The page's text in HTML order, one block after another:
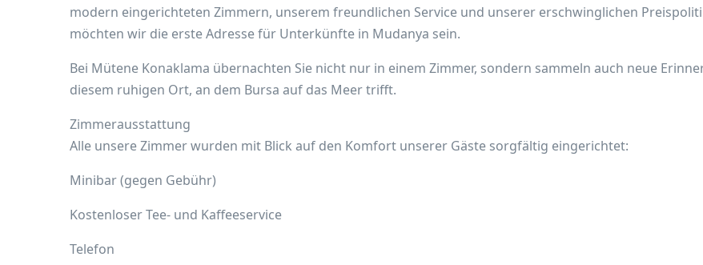
modern eingerichteten Zimmern, unserem freundlichen Service und unserer erschwinglichen
möchten wir die erste Adresse für Unterkünfte in Mudanya sein.
Bei Mütene Konaklama übernachten Sie nicht nur in einem Zimmer, sondern sammeln auch neue
diesem ruhigen Ort, an dem Bursa auf das Meer trifft.
Zimmerausstattung
Alle unsere Zimmer wurden mit Blick auf den Komfort unserer Gäste sorgfältig eingerichtet:
Minibar (gegen Gebühr)
Kostenloser Tee- und Kaffeeservice
Telefon